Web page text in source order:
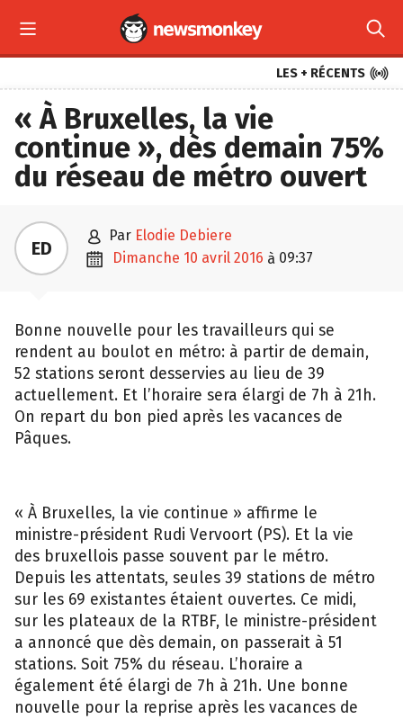
 
LES + RÉCENTS 
« À Bruxelles, la vie
continue », dès demain 75%
du réseau de métro ouvert
ED  par Elodie Debiere
 dimanche 10 avril 2016 à 09:37
Bonne nouvelle pour les travailleurs qui se
rendent au boulot en métro: à partir de demain,
52 stations seront desservies au lieu de 39
actuellement. Et l’horaire sera élargi de 7h à 21h.
On repart du bon pied après les vacances de
Pâques.
« À Bruxelles, la vie continue » affirme le
ministre-président Rudi Vervoort (PS). Et la vie
des bruxellois passe souvent par le métro.
Depuis les attentats, seules 39 stations de métro
sur les 69 existantes étaient ouvertes. Ce midi,
sur les plateaux de la RTBF, le ministre-président
a annoncé que dès demain, on passerait à 51
stations. Soit 75% du réseau. L’horaire a
également été élargi de 7h à 21h. Une bonne
nouvelle pour la reprise après les vacances de